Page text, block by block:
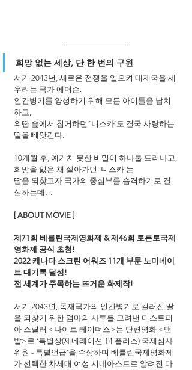
희망 없는 세상, 단 한 번의 구원
서기 2043년, 새로운 전쟁을 일으켜 대제국을 세
우려는 국가 에머슨.
인간병기를 양성하기 위해 모든 아이들을 납치
하고,
외딴 숲에서 칩거하던 `니스카`도 결국 사랑하는
딸을 빼앗긴다.
10개월 후, 예기치 못한 비밀이 하나둘 드러나고,
희망을 잃은 채 살아가던 `니스카`는
딸을 되찾고자 국가의 중심부를 습격하기로 결
심하는데…
[ ABOUT MOVIE ]
제71회 베를린국제영화제 & 제46회 토론토국제
영화제 공식 초청!
2022 캐나다 스크린 어워즈 11개 부문 노미네이
트 대기록 달성!
전 세계가 주목하는 뜨거운 화제작!
서기 2043년, 독재국가의 인간병기로 길러진 딸
을 되찾기 위한 엄마의 사투를 그려낸 디스토피
아 스릴러 <나이트 레이더스>는 단편영화 <맨
발>로 ‘특별상(제네레이션 14 플러스) 국제심사
위원 - 특별언급’을 수상하며 베를린국제영화제
가 선택한 차세대 여성 시네아스트로 알려진 다